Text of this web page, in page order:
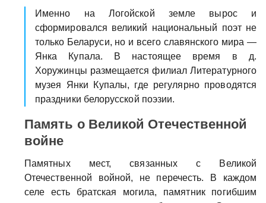
Именно на Логойской земле вырос и
сформировался великий национальный поэт не
только Беларуси, но и всего славянского мира —
Янка Купала. В настоящее время в д.
Хоружинцы размещается филиал Литературного
музея Янки Купалы, где регулярно проводятся
праздники белорусской поэзии.
Память о Великой Отечественной
войне
Памятных мест, связанных с Великой
Отечественной войной, не перечесть. В каждом
селе есть братская могила, памятник погибшим